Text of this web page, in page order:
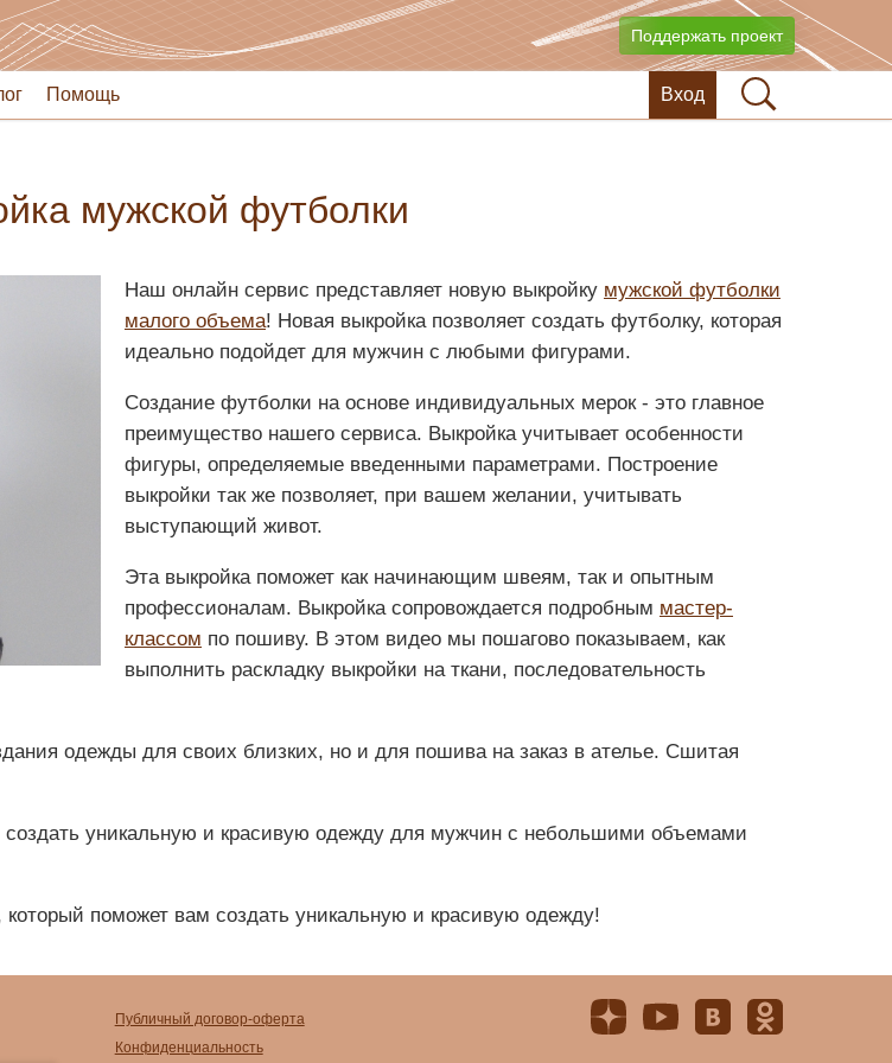
Поддержать проект
Помощь Вход
мужской футболки
Наш онлайн сервис представляет новую выкройку мужской футболки
малого объема! Новая выкройка позволяет создать футболку, которая
идеально подойдет для мужчин с любыми фигурами.
Создание футболки на основе индивидуальных мерок - это главное
преимущество нашего сервиса. Выкройка учитывает особенности
фигуры, определяемые введенными параметрами. Построение
выкройки так же позволяет, при вашем желании, учитывать
выступающий живот.
Эта выкройка поможет как начинающим швеям, так и опытным
профессионалам. Выкройка сопровождается подробным мастер-
классом по пошиву. В этом видео мы пошагово показываем, как
выполнить раскладку выкройки на ткани, последовательность
одежды для своих близких, но и для пошива на заказ в ателье. Сшитая
уникальную и красивую одежду для мужчин с небольшими объемами
поможет вам создать уникальную и красивую одежду!
Публичный договор-оферта
Конфиденциальность